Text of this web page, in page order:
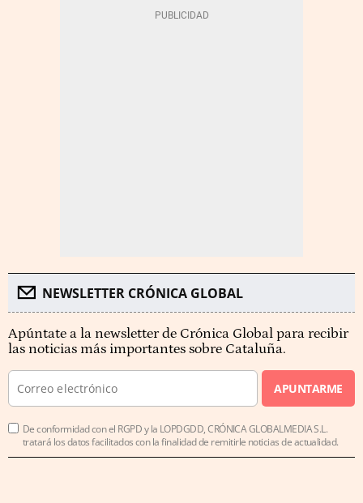
NEWSLETTER CRÓNICA GLOBAL
Apúntate a la newsletter de Crónica Global para recibir
las noticias más importantes sobre Cataluña.
APUNTARME
De conformidad con el RGPD y la LOPDGDD, CRÓNICA GLOBALMEDIA S.L.
tratará los datos facilitados con la finalidad de remitirle noticias de actualidad.